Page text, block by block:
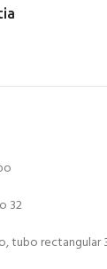
32
tubo rectangular